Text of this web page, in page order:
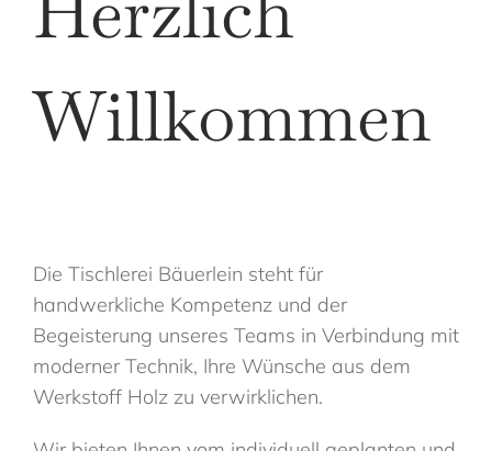
Willkommen
Die Tischlerei Bäuerlein steht für
handwerkliche Kompetenz und der
Begeisterung unseres Teams in Verbindung mit
moderner Technik, Ihre Wünsche aus dem
Werkstoff Holz zu verwirklichen.